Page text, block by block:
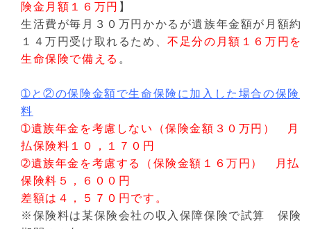
険金月額１６万円 】
生活費が毎月３０万円かかるが遺族年金額が月額約
１４万円受け取れるため、不足分の月額１６万円を
生命保険で備える 。
➀と②の保険金額で生命保険に加入した場合の保険
料
➀遺族年金を考慮しない（保険金額３０万円） 月
払保険料１０，１７０円
➁遺族年金を考慮する（保険金額１６万円） 月払
保険料５，６００円
差額は４，５７０円です。
※保険料は某保険会社の収入保障保険で試算 保険